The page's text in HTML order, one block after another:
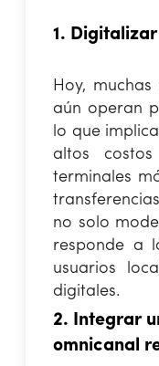
1.
Hoy,
aún operan
lo que
altos
terminales
no solo
responde a
usuarios
digitales.
2. Integrar
omnicanal